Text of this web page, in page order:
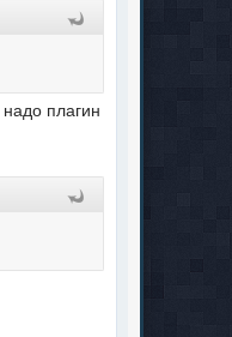
плагин